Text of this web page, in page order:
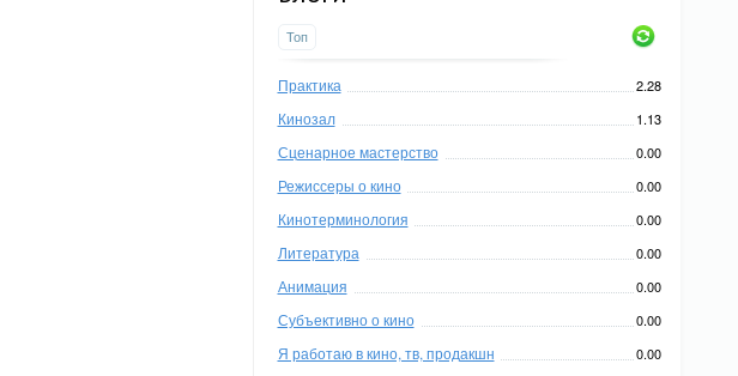
Топ
Практика 2.28
Кинозал 1.13
Сценарное мастерство 0.00
Режиссеры о кино 0.00
Кинотерминология 0.00
Литература 0.00
Анимация 0.00
Субъективно о кино 0.00
Я работаю в кино, тв, продакшн 0.00